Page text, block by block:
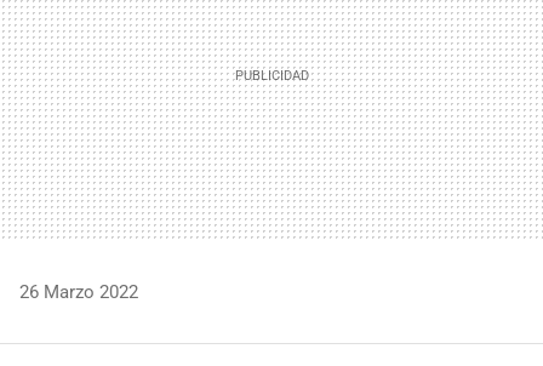
26 Marzo 2022